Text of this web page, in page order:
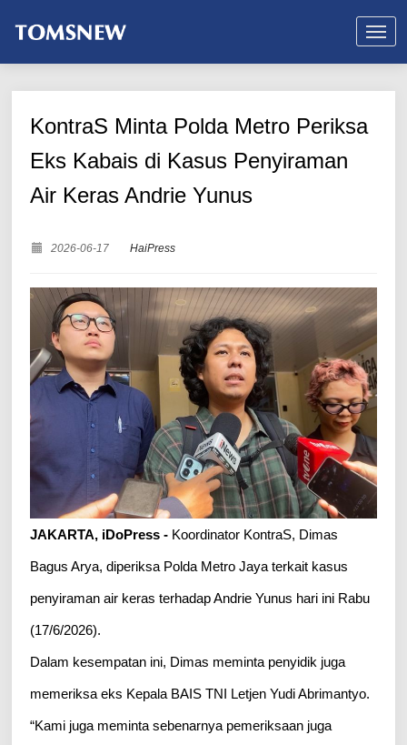
KontraS Minta Polda Metro Periksa
Eks Kabais di Kasus Penyiraman
Air Keras Andrie Yunus
2026-06-17 HaiPress
JAKARTA, iDoPress - Koordinator KontraS, Dimas
Bagus Arya, diperiksa Polda Metro Jaya terkait kasus
penyiraman air keras terhadap Andrie Yunus hari ini Rabu
(17/6/2026).
Dalam kesempatan ini, Dimas meminta penyidik juga
memeriksa eks Kepala BAIS TNI Letjen Yudi Abrimantyo.
“Kami juga meminta sebenarnya pemeriksaan juga